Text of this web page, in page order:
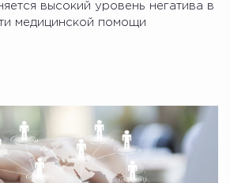
высокий уровень негатива в
медицинской помощи